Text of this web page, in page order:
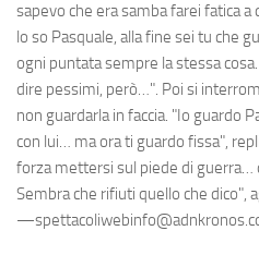
sapevo che era samba farei fatica
lo so Pasquale, alla fine sei tu che
ogni puntata sempre la stessa
dire pessimi, però…". Poi si
non guardarla in faccia. "Io guardo
con lui… ma ora ti guardo fissa",
forza mettersi sul piede di guerra…
Sembra che rifiuti quello che dico",